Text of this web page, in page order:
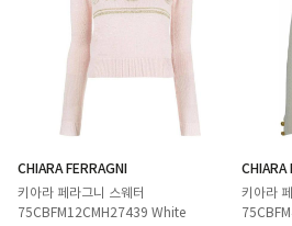
CHIARA FERRAGNI
키아라 페라그니 스웨터
75CBFM12CMH27439 White
CHIARA
키아라